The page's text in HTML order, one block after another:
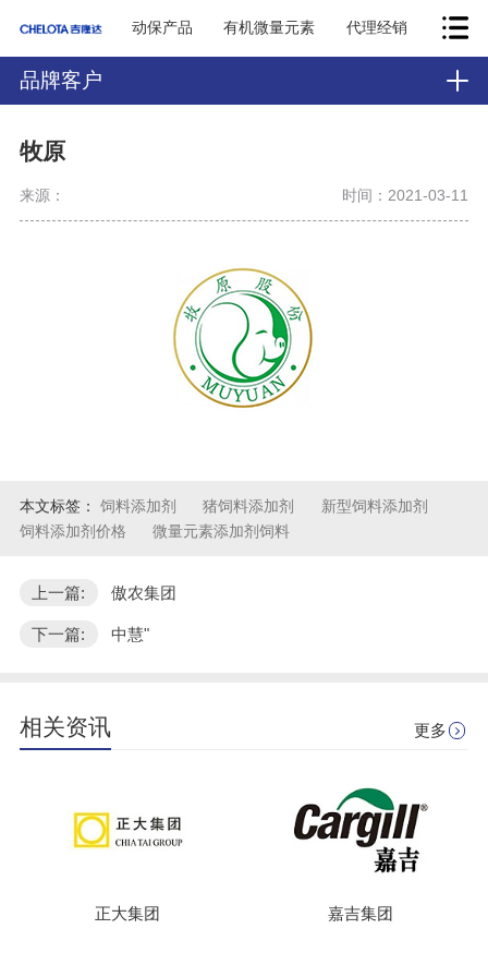
动保产品 有机微量元素 代理经销
品牌客户
牧原
来源： 时间：2021-03-11
本文标签： 饲料添加剂 猪饲料添加剂
新型饲料添加剂
饲料添加剂价格
微量元素添加剂饲料
上一篇: 傲农集团
下一篇: 中慧"
相关资讯 更多
正大集团 嘉吉集团